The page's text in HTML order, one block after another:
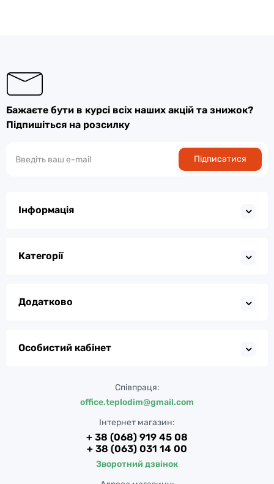
Бажаєте бути в курсі всіх наших акцій та знижок?
Підпишіться на розсилку
Підписатися
Інформація
Категорії
Додатково
Особистий кабінет
Співпраця:
office.teplodim@gmail.com
Інтернет магазин:
+ 38 (068) 919 45 08
+ 38 (063) 031 14 00
Зворотний дзвінок